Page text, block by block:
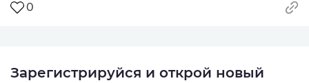
0
Зарегистрируйся и открой новый